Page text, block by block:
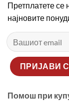
Претплатете се
најновите
Помош при